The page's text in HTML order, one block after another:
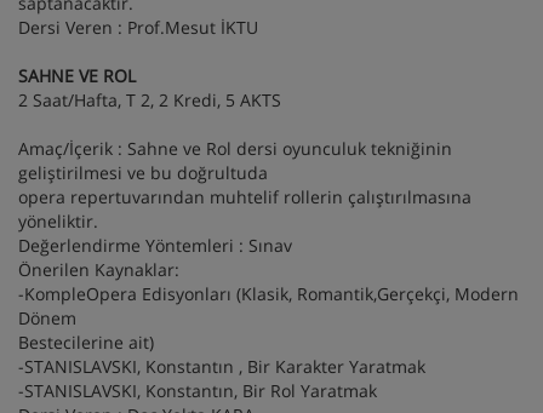
Dersi Veren : Prof.Mesut İKTU
SAHNE VE ROL
2 Saat/Hafta, T 2, 2 Kredi, 5 AKTS
Amaç/İçerik : Sahne ve Rol dersi oyunculuk tekniğinin
geliştirilmesi ve bu doğrultuda
opera repertuvarından muhtelif rollerin çalıştırılmasına
yöneliktir.
Değerlendirme Yöntemleri : Sınav
Önerilen Kaynaklar:
-KompleOpera Edisyonları (Klasik, Romantik,Gerçekçi, Modern
Dönem
Bestecilerine ait)
-STANISLAVSKI, Konstantın , Bir Karakter Yaratmak
-STANISLAVSKI, Konstantın, Bir Rol Yaratmak